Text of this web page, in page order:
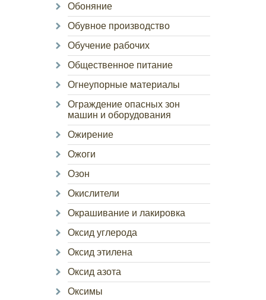
Обоняние
Обувное производство
Обучение рабочих
Общественное питание
Огнеупорные материалы
Ограждение опасных зон
машин и оборудования
Ожирение
Ожоги
Озон
Окислители
Окрашивание и лакировка
Оксид углерода
Оксид этилена
Оксид азота
Оксимы